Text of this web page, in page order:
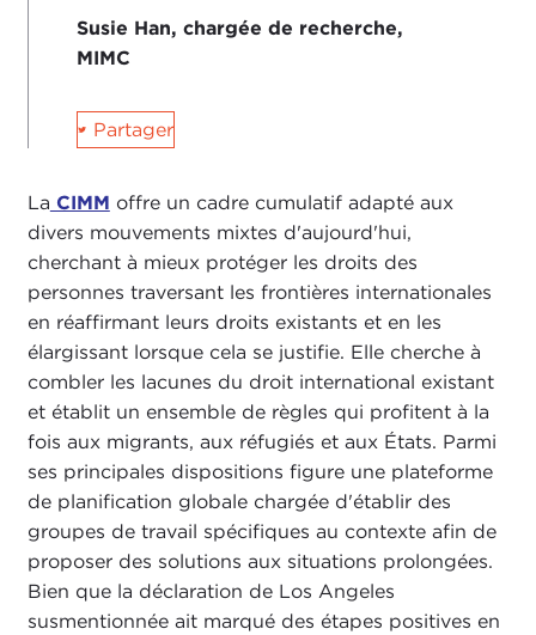
Susie Han, chargée de recherche,
MIMC
twitter
Partager
La CIMM offre un cadre cumulatif adapté aux
divers mouvements mixtes d'aujourd'hui,
cherchant à mieux protéger les droits des
personnes traversant les frontières internationales
en réaffirmant leurs droits existants et en les
élargissant lorsque cela se justifie. Elle cherche à
combler les lacunes du droit international existant
et établit un ensemble de règles qui profitent à la
fois aux migrants, aux réfugiés et aux États. Parmi
ses principales dispositions figure une plateforme
de planification globale chargée d'établir des
groupes de travail spécifiques au contexte afin de
proposer des solutions aux situations prolongées.
Bien que la déclaration de Los Angeles
susmentionnée ait marqué des étapes positives en